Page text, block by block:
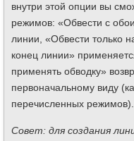
внутри этой опции вы
режимов: «Обвести с
линии, «Обвести только
конец линии»
применять обводку»
первоначальному виду
перечисленных режимов).
Совет: для создания